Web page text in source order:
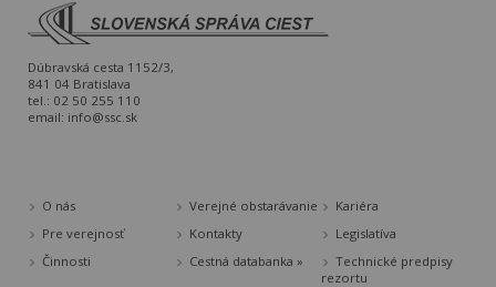
Dúbravská cesta 1152/3,
841 04 Bratislava
tel.: 02 50 255 110
email: info@ssc.sk
O nás Verejné obstarávanie
Kariéra
Pre verejnosť
Kontakty
Legislatíva
Činnosti
Cestná databanka »
Technické predpisy
rezortu